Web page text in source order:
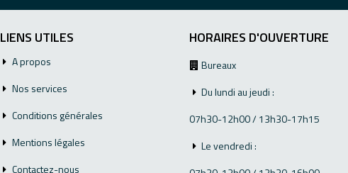
LIENS UTILES
A propos
Nos services
Conditions générales
Mentions légales
Contactez-nous
HORAIRES D'OUVERTURE
Bureaux
Du lundi au jeudi :
07h30-12h00 / 13h30-17h15
Le vendredi :